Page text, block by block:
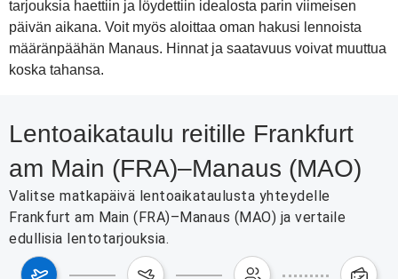
tarjouksia haettiin ja löydettiin idealosta parin viimeisen
päivän aikana. Voit myös aloittaa oman hakusi lennoista
määränpäähän Manaus. Hinnat ja saatavuus voivat muuttua
koska tahansa.
Lentoaikataulu reitille Frankfurt
am Main (FRA)–Manaus (MAO)
Valitse matkapäivä lentoaikataulusta yhteydelle
Frankfurt am Main (FRA)–Manaus (MAO) ja vertaile
edullisia lentotarjouksia.